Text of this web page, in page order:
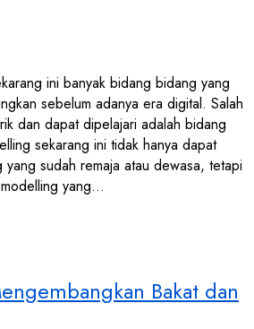
ini banyak bidang bidang yang
sebelum adanya era digital. Salah
dan dapat dipelajari adalah bidang
sekarang ini tidak hanya dapat
sudah remaja atau dewasa, tetapi
yang…
Bakat dan